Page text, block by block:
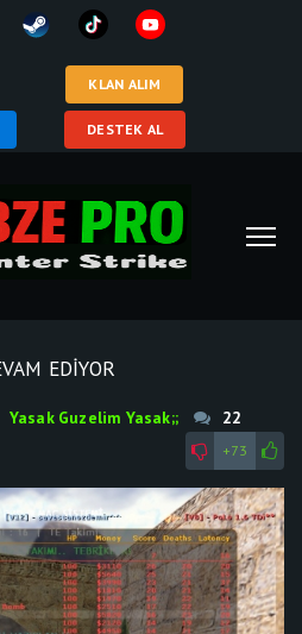
KLAN ALIM
DESTEK AL
EDIYOR
Yasak Guzelim Yasak;; 22
+73